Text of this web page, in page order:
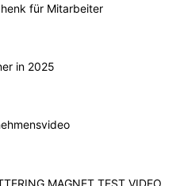
für Mitarbeiter
in 2025
MAGNET TEST VIDEO